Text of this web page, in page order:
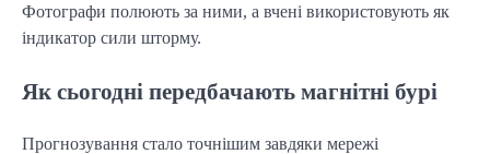
Фотографи полюють за ними, а вчені використовують як
індикатор сили шторму.
Як сьогодні передбачають магнітні бурі
Прогнозування стало точнішим завдяки мережі